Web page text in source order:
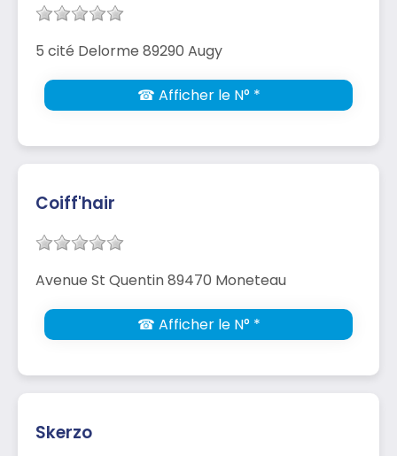
5 cité Delorme 89290 Augy
☎ Afficher le N° *
Coiff'hair
Avenue St Quentin 89470 Moneteau
☎ Afficher le N° *
Skerzo